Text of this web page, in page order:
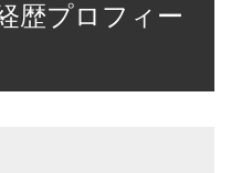
歴プロフィー